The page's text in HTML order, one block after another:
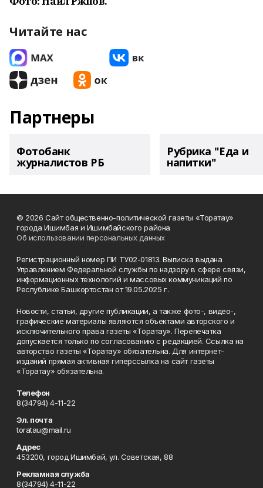
Читайте нас
Партнеры
Фотобанк
журналистов РБ
Рубрика "Еда и
напитки"
© 2026 Сайт общественно-политической газеты «Торатау»
города Ишимбая и Ишимбайского района
Об использовании персональных данных
Регистрационный номер ПИ ТУ02-01813. Выписка выдана
Управлением Федеральной службы по надзору в сфере связи,
информационных технологий и массовых коммуникаций по
Республике Башкортостан от 19.05.2025 г.
Новости, статьи, другие публикации, а также фото-, видео-,
графические материалы являются объектами авторского и
исключительного права газеты «Торатау». Перепечатка
допускается только по согласованию с редакцией. Ссылка на
авторство газеты «Торатау» обязательна. Для интернет-
изданий прямая активная гиперссылка на сайт газеты
«Торатау» обязательна.
Телефон
8(34794) 4-11-22
Эл. почта
toratau@mail.ru
Адрес
453200, город Ишимбай, ул. Советская, 88
Рекламная служба
8(34794) 4-11-22